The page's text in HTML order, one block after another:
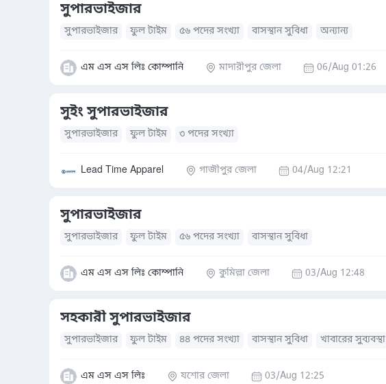
সুপারভাইজার
সুপারভাইজার ফুল টাইম ৫৬ পদের সংখ্যা বাসস্থান সুবিধা অন্যান্য
এম এস এস লিঃ কোম্পানি মাদারীপুর জেলা 06/Aug 01:26
সুইং সুপারভাইজার
সুপারভাইজার ফুল টাইম ৩ পদের সংখ্যা
Lead Time Apparel গাজীপুর জেলা 04/Aug 12:21
সুপারভাইজার
সুপারভাইজার ফুল টাইম ৫৬ পদের সংখ্যা বাসস্থান সুবিধা
এম এস এস লিঃ কোম্পানি কুমিল্লা জেলা 03/Aug 12:48
সহকারী সুপারভাইজার
সুপারভাইজার ফুল টাইম ৪৪ পদের সংখ্যা বাসস্থান সুবিধা খাবারের সুব্যবস্থা
এম এস এস লিঃ যশোর জেলা 03/Aug 12:25